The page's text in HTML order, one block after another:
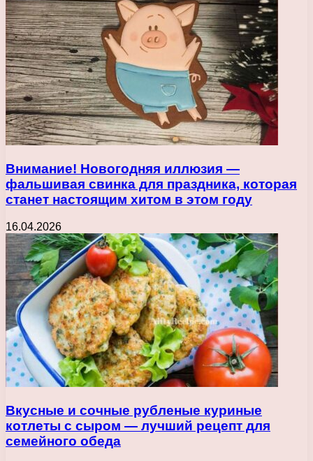
Внимание! Новогодняя иллюзия —
фальшивая свинка для праздника, которая
станет настоящим хитом в этом году
16.04.2026
Вкусные и сочные рубленые куриные
котлеты с сыром — лучший рецепт для
семейного обеда